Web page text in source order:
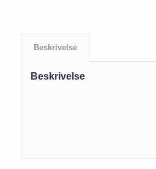
Beskrivelse
Beskrivelse